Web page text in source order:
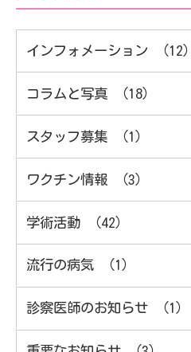
インフォメーション （12）
コラムと写真 （18）
スタッフ募集 （1）
ワクチン情報 （3）
学術活動 （42）
流行の病気 （1）
診察医師のお知らせ （1）